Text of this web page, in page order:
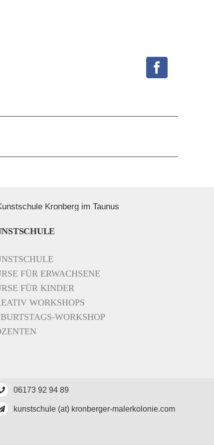
Facebook
FÜR ERWACHSENE
FÜR KINDER
WORKSHOPS
WORKSHOP
06173 92 94 89
kunstschule (at) kronberger-malerkolonie.com